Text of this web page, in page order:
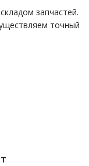
запчастей.
точный